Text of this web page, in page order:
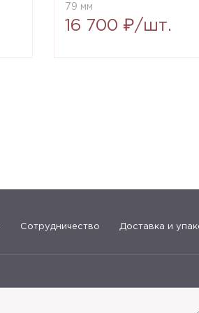
79 мм
16 700 ₽/шт.
Сотрудничество Доставка и